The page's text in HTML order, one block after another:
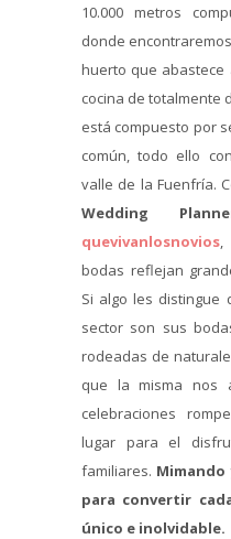
10.000 metros
donde
huerto que abastece
cocina de totalmente
está compuesto por
común, todo ello
valle de la Fuenfría.
Wedding
quevivanlosnovios,
bodas reflejan
Si algo les distingue
sector son sus
rodeadas de
que la misma nos
celebraciones
lugar para el
familiares.
para convertir
único e inolvidable.